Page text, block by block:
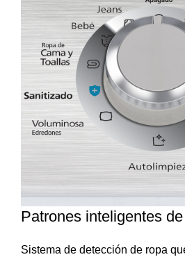
Patrones inteligentes
Sistema de detección de ropa